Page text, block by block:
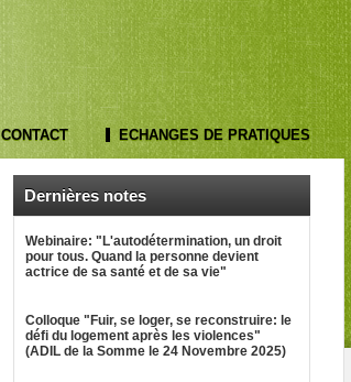
CONTACT ECHANGES DE PRATIQUES
Dernières notes
Webinaire: "L'autodétermination, un droit
pour tous. Quand la personne devient
actrice de sa santé et de sa vie"
Colloque "Fuir, se loger, se reconstruire: le
défi du logement après les violences"
(ADIL de la Somme le 24 Novembre 2025)